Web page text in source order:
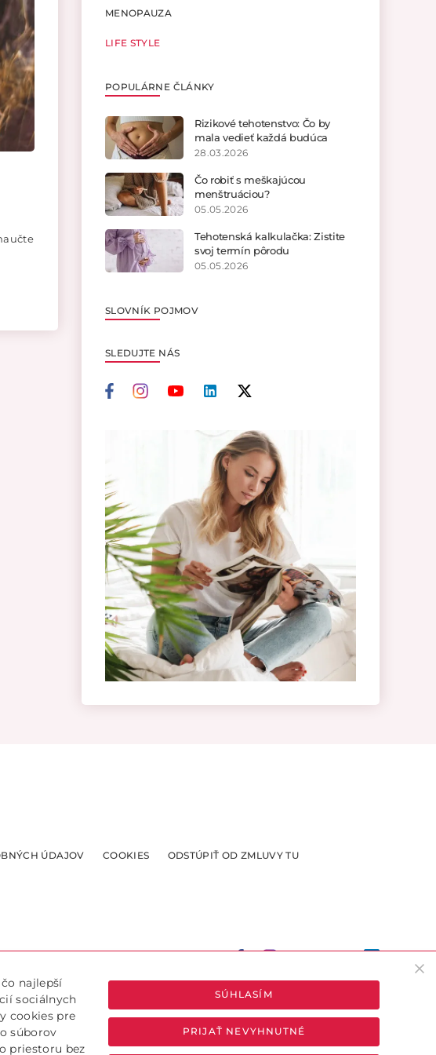
MENOPAUZA
LIFE STYLE
POPULÁRNE ČLÁNKY
Rizikové tehotenstvo: Čo by
mala vedieť každá budúca
mamička?
28.03.2026
Čo robiť s meškajúcou
menštruáciou?
05.05.2026
Tehotenská kalkulačka: Zistite
svoj termín pôrodu
05.05.2026
SLOVNÍK POJMOV
SLEDUJTE NÁS
ÚDAJOV COOKIES ODSTÚPIŤ OD ZMLUVY TU
Doručujeme len v rámci SR, pokiaľ máte záujem o doručenie do inej krajiny,
kontaktujte nás na emailovej adreseinfo@lejdyeshop.sk
najlepší
sociálnych
cookies pre
súborov
priestoru bez
SÚHLASÍM
PRIJAŤ NEVYHNUTNÉ